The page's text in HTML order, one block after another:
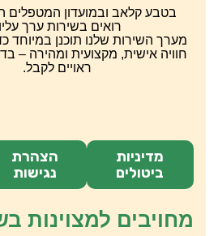
בטבע קלאב ובמועדון המטפלים
רואים בשירות ערך
מערך השירות שלנו תוכנן במיוחד
חוויה אישית, מקצועית ומהירה –
ראויים לקבל.
מדיניות
ביטולים
הצהרת
נגישות
מחויבים למצוינות